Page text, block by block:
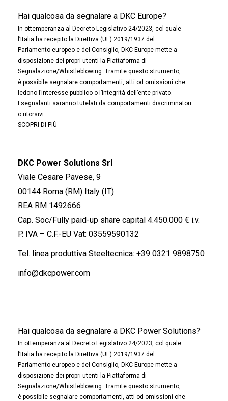
Hai qualcosa da segnalare a DKC Europe?
In ottemperanza al Decreto Legislativo 24/2023, col quale
l’Italia ha recepito la Direttiva (UE) 2019/1937 del
Parlamento europeo e del Consiglio, DKC Europe mette a
disposizione dei propri utenti la Piattaforma di
Segnalazione/Whistleblowing. Tramite questo strumento,
è possibile segnalare comportamenti, atti od omissioni che
ledono l’interesse pubblico o l’integrità dell’ente privato.
I segnalanti saranno tutelati da comportamenti discriminatori
o ritorsivi.
SCOPRI DI PIÙ
DKC Power Solutions Srl
Viale Cesare Pavese, 9
00144 Roma (RM) Italy (IT)
REA RM 1492666
Cap. Soc/Fully paid-up share capital 4.450.000 € i.v.
P. IVA – C.F.-EU Vat: 03559590132
Tel. linea produttiva Steeltecnica: +39 0321 9898750
info@dkcpower.com
Hai qualcosa da segnalare a DKC Power Solutions?
In ottemperanza al Decreto Legislativo 24/2023, col quale
l’Italia ha recepito la Direttiva (UE) 2019/1937 del
Parlamento europeo e del Consiglio, DKC Europe mette a
disposizione dei propri utenti la Piattaforma di
Segnalazione/Whistleblowing. Tramite questo strumento,
è possibile segnalare comportamenti, atti od omissioni che